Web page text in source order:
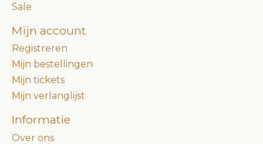
Sale
Mijn account
Registreren
Mijn bestellingen
Mijn tickets
Mijn verlanglijst
Informatie
Over ons